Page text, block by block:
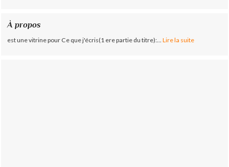
À propos
est une vitrine pour Ce que j'écris(1 ere partie du titre):... Lire la suite